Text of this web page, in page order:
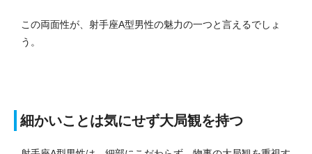
この両面性が、射手座A型男性の魅力の一つと言えるでしょ
う。
細かいことは気にせず大局観を持つ